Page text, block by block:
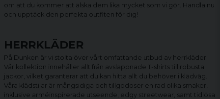
om att du kommer att älska dem lika mycket som vi gör. Handla nu
och upptäck den perfekta outfiten för dig!
HERRKLÄDER
På Dunken är vi stolta över vårt omfattande utbud av herrkläder.
Vår kollektion innehåller allt från avslappnade T-shirts till robusta
jackor , vilket garanterar att du kan hitta allt du behöver i klädväg.
Våra klädstilar är mångsidiga och tillgodoser en rad olika smaker,
inklusive arméinspirerade utseende, edgy streetwear, samt tidlösa